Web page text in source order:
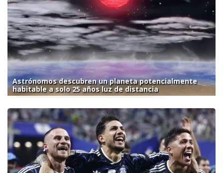
Astrónomos descubren un planeta potencialmente
habitable a solo 25 años luz de distancia